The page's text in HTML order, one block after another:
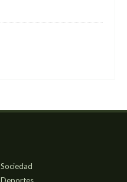
Sociedad